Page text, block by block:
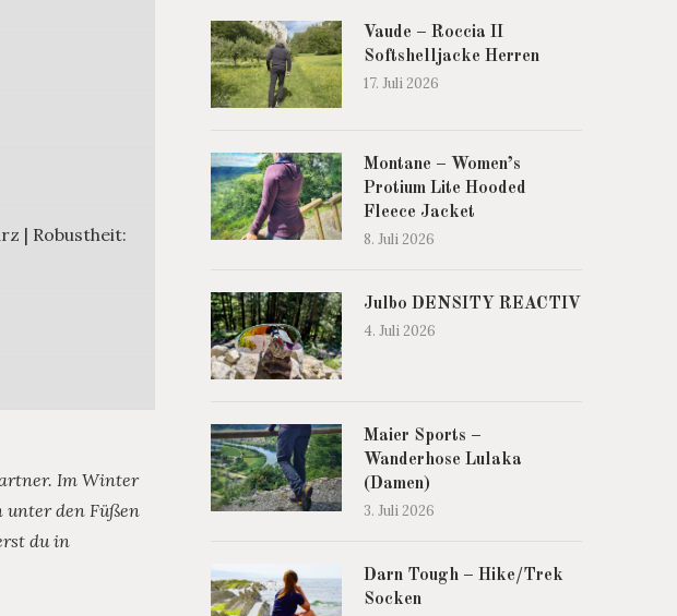
| Robustheit:
Im Winter
unter den Füßen
du in
Vaude – Roccia II
Softshelljacke Herren
17. Juli 2026
Montane – Women’s
Protium Lite Hooded
Fleece Jacket
8. Juli 2026
Julbo DENSITY REACTIV
4. Juli 2026
Maier Sports –
Wanderhose Lulaka
(Damen)
3. Juli 2026
Darn Tough – Hike/Trek
Socken